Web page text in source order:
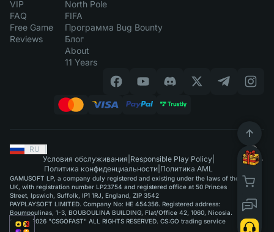
VIP
FAQ
Free Game
Reviews
North Pole
FIFA
Программа Bug Bounty
Блог
About
11 Years
RU
Условия обслуживания Responsible Play Policy|
Политика конфиденциальности Политика AML
GAMUSOFT LP, a company duly registered and existing under the laws of the
UK, with registration number LP23754 and registered office at 50 Princes
Street, Ipswich, Suffolk, IP1 1RJ, England, ZIP 3542
PAYPLAYSOFT LIMITED. Company No: HE 454356. Registered address:
Boumpoulinas, 1-3, BOUBOULINA BUILDING, Flat/Office 42, 1060, Nicosia.
©2015-2026 "CSGOFAST" ALL RIGHTS RESERVED. CS:GO trading service